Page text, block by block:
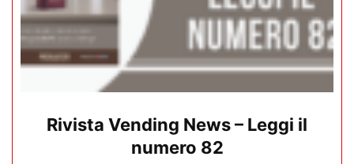
Rivista Vending News – Leggi il
numero 82